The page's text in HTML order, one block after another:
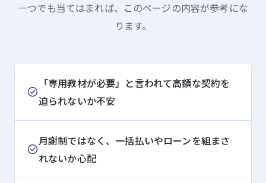
一つでも当てはまれば、このページの内容が参考にな
ります。
「専用教材が必要」と言われて高額な契約を
迫られないか不安
月謝制ではなく、一括払いやローンを組まさ
れないか心配